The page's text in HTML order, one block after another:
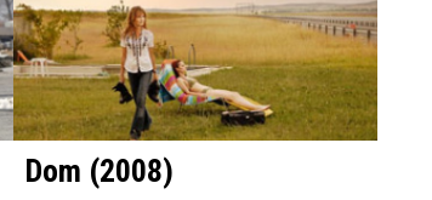
Dom (2008)